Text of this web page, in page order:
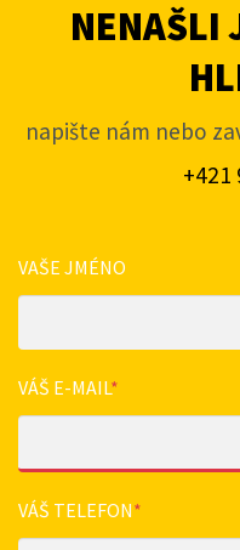
NENAŠLI
napište nám nebo
+421
VAŠE JMÉNO
VÁŠ E-MAIL*
VÁŠ TELEFON*